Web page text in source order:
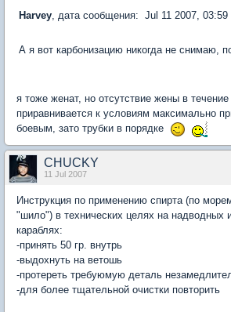
Harvey , дата сообщения: Jul 11 2007, 03:59
А я вот карбонизацию никогда не снимаю,
я тоже женат, но отсутствие жены в
приравнивается к условиям максимально
боевым, зато трубки в порядке
CHUCKY
11 Jul 2007
Инструкция по применению спирта (по
"шило") в технических целях на надводных
караблях:
-принять 50 гр. внутрь
-выдохнуть на ветошь
-протереть требуюмую деталь
-для более тщательной очистки повторить